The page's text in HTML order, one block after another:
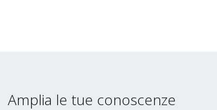
Amplia le tue conoscenze